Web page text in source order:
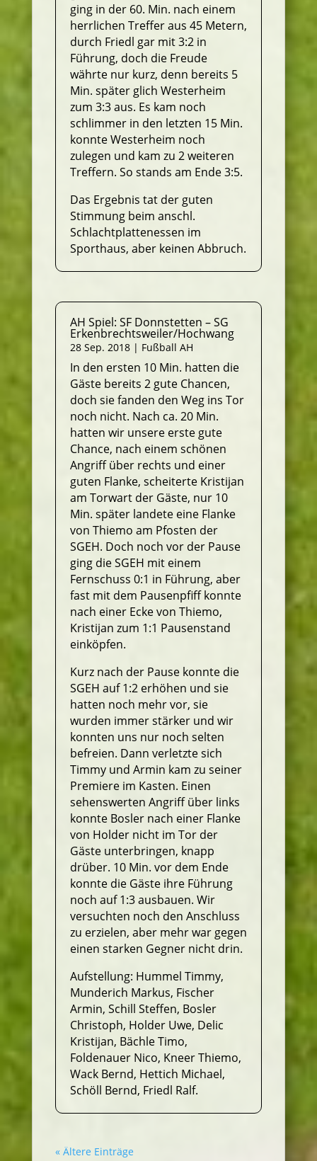
ging in der 60. Min. nach einem
herrlichen Treffer aus 45 Metern,
durch Friedl gar mit 3:2 in
Führung, doch die Freude
währte nur kurz, denn bereits 5
Min. später glich Westerheim
zum 3:3 aus. Es kam noch
schlimmer in den letzten 15 Min.
konnte Westerheim noch
zulegen und kam zu 2 weiteren
Treffern. So stands am Ende 3:5.
Das Ergebnis tat der guten
Stimmung beim anschl.
Schlachtplattenessen im
Sporthaus, aber keinen Abbruch.
AH Spiel: SF Donnstetten – SG
Erkenbrechtsweiler/Hochwang
28 Sep. 2018| Fußball AH
In den ersten 10 Min. hatten die
Gäste bereits 2 gute Chancen,
doch sie fanden den Weg ins Tor
noch nicht. Nach ca. 20 Min.
hatten wir unsere erste gute
Chance, nach einem schönen
Angriff über rechts und einer
guten Flanke, scheiterte Kristijan
am Torwart der Gäste, nur 10
Min. später landete eine Flanke
von Thiemo am Pfosten der
SGEH. Doch noch vor der Pause
ging die SGEH mit einem
Fernschuss 0:1 in Führung, aber
fast mit dem Pausenpfiff konnte
nach einer Ecke von Thiemo,
Kristijan zum 1:1 Pausenstand
einköpfen.
Kurz nach der Pause konnte die
SGEH auf 1:2 erhöhen und sie
hatten noch mehr vor, sie
wurden immer stärker und wir
konnten uns nur noch selten
befreien. Dann verletzte sich
Timmy und Armin kam zu seiner
Premiere im Kasten. Einen
sehenswerten Angriff über links
konnte Bosler nach einer Flanke
von Holder nicht im Tor der
Gäste unterbringen, knapp
drüber. 10 Min. vor dem Ende
konnte die Gäste ihre Führung
noch auf 1:3 ausbauen. Wir
versuchten noch den Anschluss
zu erzielen, aber mehr war gegen
einen starken Gegner nicht drin.
Aufstellung: Hummel Timmy,
Munderich Markus, Fischer
Armin, Schill Steffen, Bosler
Christoph, Holder Uwe, Delic
Kristijan, Bächle Timo,
Foldenauer Nico, Kneer Thiemo,
Wack Bernd, Hettich Michael,
Schöll Bernd, Friedl Ralf.
« Ältere Einträge